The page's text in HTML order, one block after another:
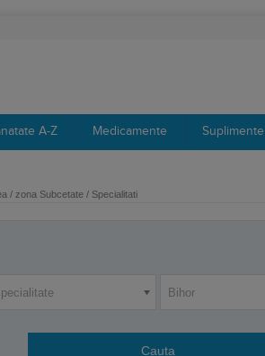
A-Z Medicamente Suplimente
/ zona Subcetate / Specialitati
Bihor